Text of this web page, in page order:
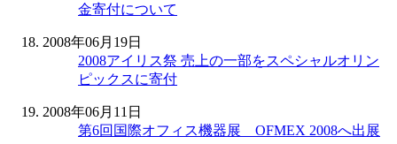
金寄付について
2008年06月19日
2008アイリス祭 売上の一部をスペシャルオリン
ピックスに寄付
2008年06月11日
第6回国際オフィス機器展 OFMEX 2008へ出展